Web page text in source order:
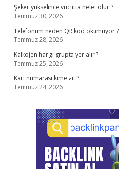
Şeker yükselince vücutta neler olur ?
Temmuz 30, 2026
Telefonum neden QR kod okumuyor ?
Temmuz 28, 2026
Kalkojen hangi grupta yer alır ?
Temmuz 25, 2026
Kart numarası kime ait ?
Temmuz 24, 2026